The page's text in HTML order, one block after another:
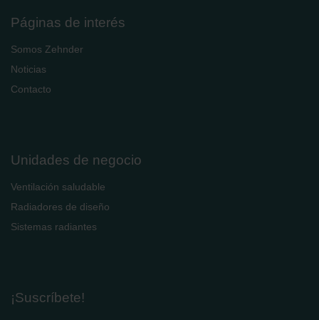
Páginas de interés
Somos Zehnder
Noticias
Contacto
Unidades de negocio
Ventilación saludable
Radiadores de diseño
Sistemas radiantes
¡Suscríbete!